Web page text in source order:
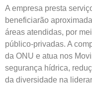
A empresa presta
beneficiarão
áreas atendidas, por
público-privadas. A
da ONU e atua nos
segurança hídrica,
da diversidade na